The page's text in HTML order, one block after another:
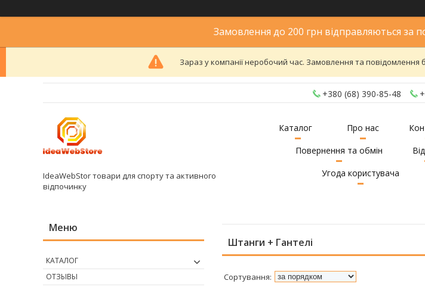
Замовлення до 200 грн відправляються за
Зараз у компанії неробочий час. Замовлення та повідомлення
+380 (68) 390-85-48
IdeaWebStor товари для спорту та активного
відпочинку
Каталог Про нас
Повернення та обмін
Угода користувача
Штанги + Гантелі
КАТАЛОГ
ОТЗЫВЫ